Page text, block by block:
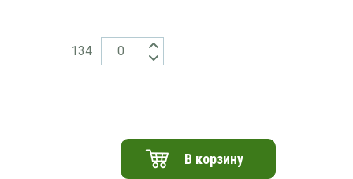
134
В корзину